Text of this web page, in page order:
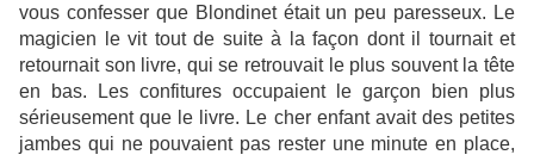
vous confesser que Blondinet était un peu paresseux. Le
magicien le vit tout de suite à la façon dont il tournait et
retournait son livre, qui se retrouvait le plus souvent la tête
en bas. Les confitures occupaient le garçon bien plus
sérieusement que le livre. Le cher enfant avait des petites
jambes qui ne pouvaient pas rester une minute en place,